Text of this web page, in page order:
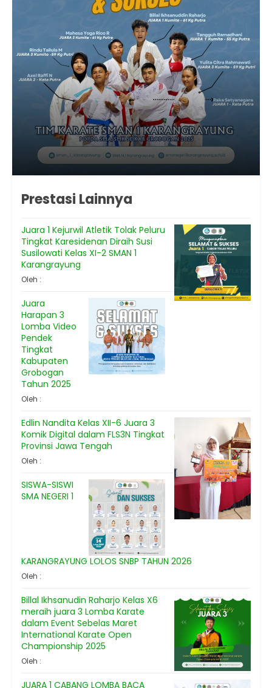
Prestasi Lainnya
Juara 1 Kejurwil Atletik Tolak Peluru
Tingkat Karesidenan Diraih Susi
Susilowati Kelas XI-2 SMAN 1
Karangrayung
Oleh :
Juara
Harapan 3
Lomba Video
Pendek
Tingkat
Kabupaten
Grobogan
Tahun 2025
Oleh :
Edlin Nandita Kelas XII-6 Juara 3
Komik Digital dalam FLS3N Tingkat
Provinsi Jawa Tengah
Oleh :
SISWA-SISWI
SMA NEGERI 1
KARANGRAYUNG LOLOS SNBP TAHUN 2026
Oleh :
Billal Ikhsanudin Raharjo Kelas X6
meraih juara 3 Lomba Karate
dalam Event Sebelas Maret
International Karate Open
Championship 2025
Oleh :
JUARA 1 CABANG LOMBA BACA